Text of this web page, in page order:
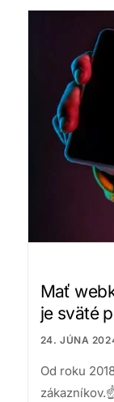
Mať
je sväté
24. JÚNA
Od roku